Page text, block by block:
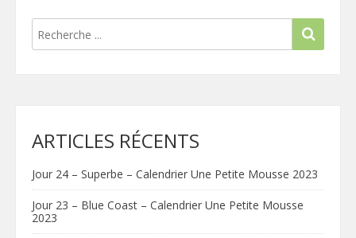
ARTICLES RÉCENTS
Jour 24 – Superbe – Calendrier Une Petite Mousse 2023
Jour 23 – Blue Coast – Calendrier Une Petite Mousse
2023